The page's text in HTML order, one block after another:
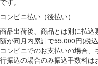
コンビニ払い（後払い）
商品出荷後、商品とは別に払
額が同月内累計で55,000円(税
コンビニでのお支払いの場合
行振込の場合のみ振込手数料は